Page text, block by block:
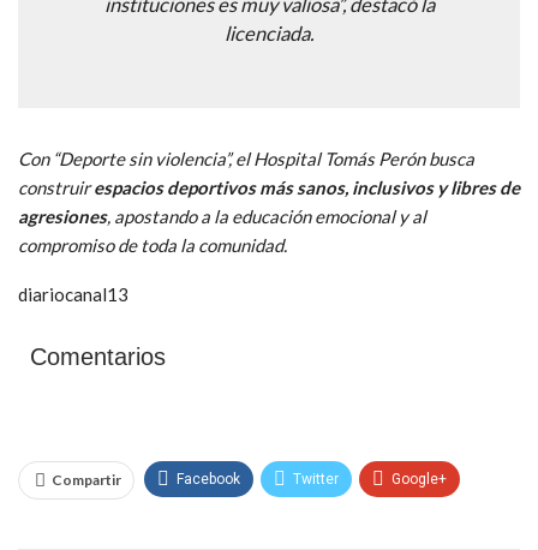
licenciada.
Con “Deporte sin violencia”, el Hospital Tomás Perón busca
construirespacios deportivos más sanos, inclusivos y libres de
agresiones, apostando a la educación emocional y al
compromiso de toda la comunidad.
diariocanal13
Comentarios
Compartir Facebook Twitter Google+